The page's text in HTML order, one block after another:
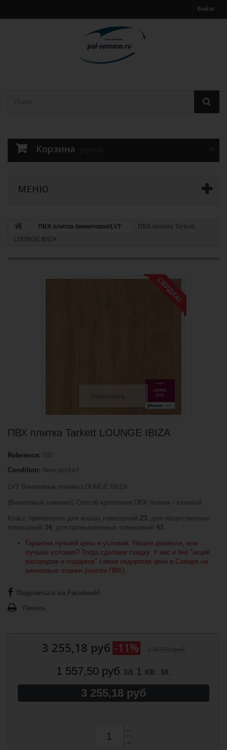
Войти
Корзина
МЕНЮ
ПВХ плитка /виниловая/LVT
ПВХ плитка Tarkett
LOUNGE IBIZA
СКИДКА!
ПВХ плитка Tarkett LOUNGE IBIZA
Reference: 592
Condition: New product
LVT Виниловые планки LOUNGE IBIZA
(Виниловый ламинат) Способ крепления ПВХ планок - клеевой.
Класс применения для жилых помещений 23, для общественных
помещений 34, для промышленных помещений 43 .
Гарантия лучшей цены и условий. Нашли дешевле, или
лучшие условия? Тогда сделаем скидку. У нас и без "акций,
распродаж и подарков" самая недорогая цена в Самаре на
виниловые планки (плитки ПВХ).
Поделиться на Facebook!
Печать
3 255,18 руб -11% 3 657,50 руб
1 557,50 руб за 1 кв. м.
3 255,18 руб